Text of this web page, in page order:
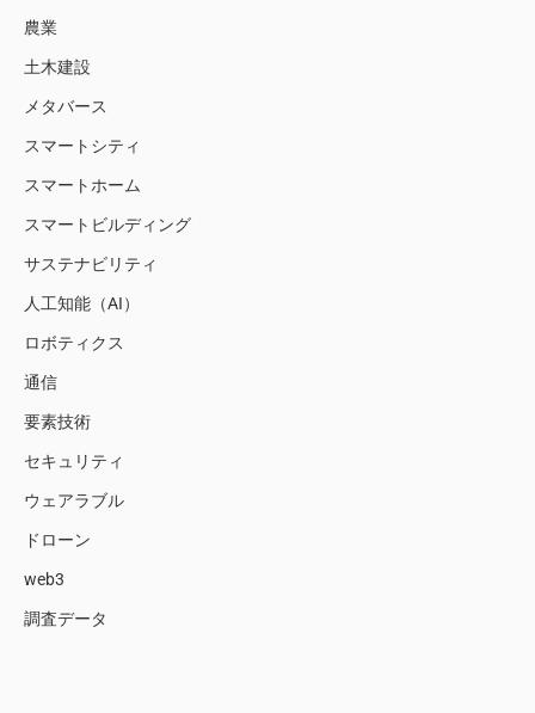
農業
土木建設
メタバース
スマートシティ
スマートホーム
スマートビルディング
サステナビリティ
人工知能（AI）
ロボティクス
通信
要素技術
セキュリティ
ウェアラブル
ドローン
web3
調査データ